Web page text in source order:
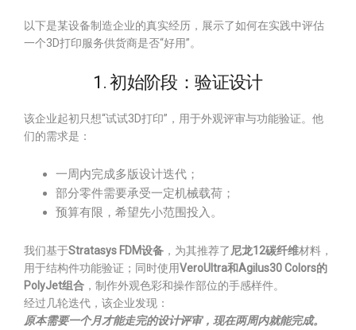
以下是某设备制造企业的真实经历，展示了如何在实践中评估
一个3D打印服务供货商是否“好用”。
1. 初始阶段：验证设计
该企业起初只想“试试3D打印”，用于外观评审与功能验证。他
们的需求是：
一周内完成多版设计迭代；
部分零件需要承受一定机械载荷；
预算有限，希望先小范围投入。
我们基于Stratasys FDM设备 ，为其推荐了 尼龙12碳纤维材料，
用于结构件功能验证；同时使用VeroUltra和Agilus30 Colors的
PolyJet组合 ，制作外观色彩和操作部位的手感样件。
经过几轮迭代，该企业发现：
原本需要一个月才能走完的设计评审，现在两周内就能完成。